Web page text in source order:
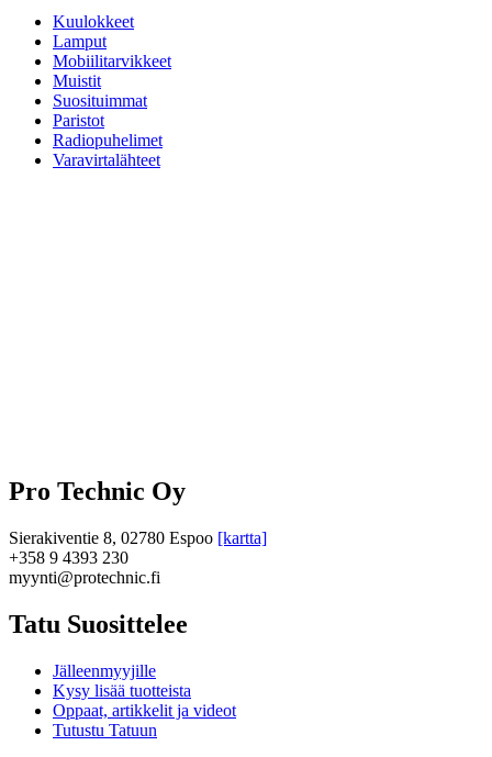
Kuulokkeet
Lamput
Mobiilitarvikkeet
Muistit
Suosituimmat
Paristot
Radiopuhelimet
Varavirtalähteet
Pro Technic Oy
Sierakiventie 8, 02780 Espoo [kartta]
+358 9 4393 230
myynti@protechnic.fi
Tatu Suosittelee
Jälleenmyyjille
Kysy lisää tuotteista
Oppaat, artikkelit ja videot
Tutustu Tatuun